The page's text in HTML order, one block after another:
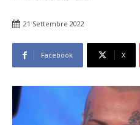
21 Settembre 2022
Facebook X